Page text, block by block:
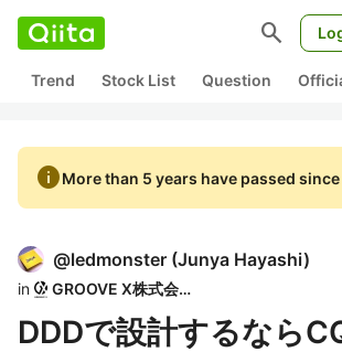
search
Trend Stock List Question
infoMore than 5 years have passed
@ledmonster (Junya Hayashi)
in GROOVE X株式会社
DDDで設計するなら